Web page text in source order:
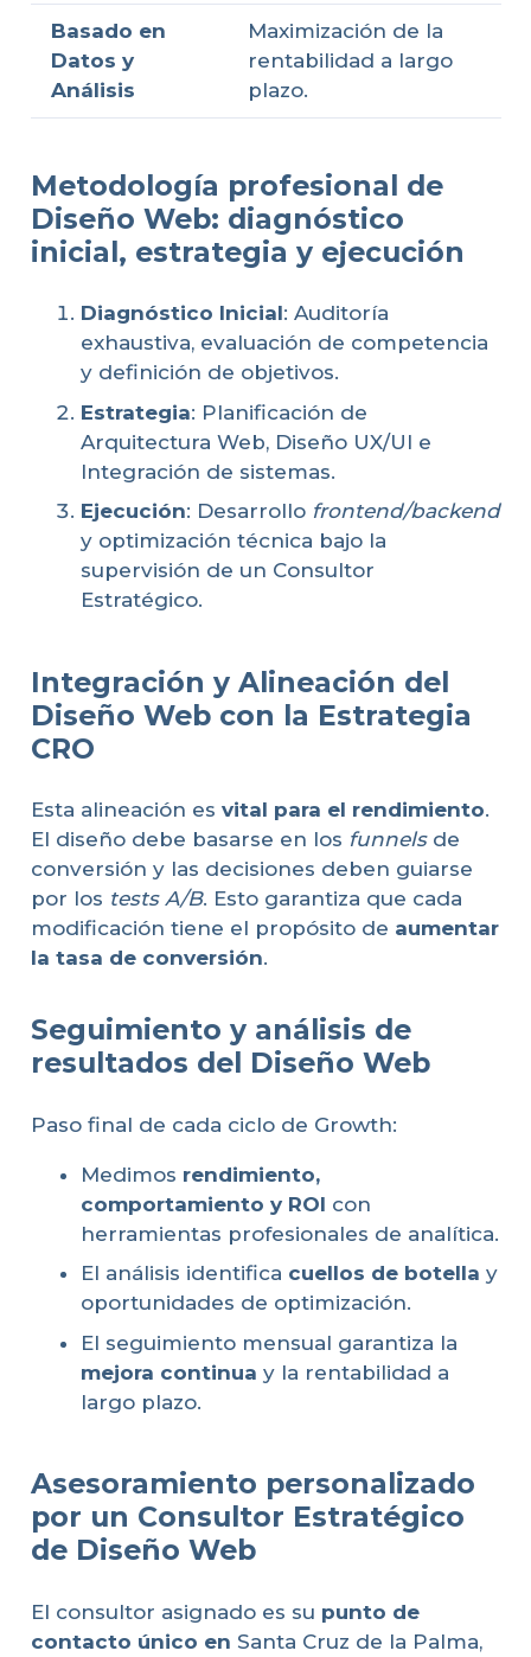
Basado en
Datos y
Análisis
Maximización de la
rentabilidad a largo
plazo.
Metodología profesional de
Diseño Web: diagnóstico
inicial, estrategia y ejecución
Diagnóstico Inicial: Auditoría
exhaustiva, evaluación de competencia
y definición de objetivos.
Estrategia: Planificación de
Arquitectura Web, Diseño UX/UI e
Integración de sistemas.
Ejecución: Desarrollo frontend/backend
y optimización técnica bajo la
supervisión de un Consultor
Estratégico.
Integración y Alineación del
Diseño Web con la Estrategia
CRO
Esta alineación es vital para el rendimiento.
El diseño debe basarse en los funnelsde
conversión y las decisiones deben guiarse
por los tests A/B. Esto garantiza que cada
modificación tiene el propósito de aumentar
la tasa de conversión.
Seguimiento y análisis de
resultados del Diseño Web
Paso final de cada ciclo de Growth:
Medimos rendimiento,
comportamiento y ROI con
herramientas profesionales de analítica.
El análisis identifica cuellos de botella y
oportunidades de optimización.
El seguimiento mensual garantiza la
mejora continua y la rentabilidad a
largo plazo.
Asesoramiento personalizado
por un Consultor Estratégico
de Diseño Web
El consultor asignado es su punto de
contacto único en Santa Cruz de la Palma,